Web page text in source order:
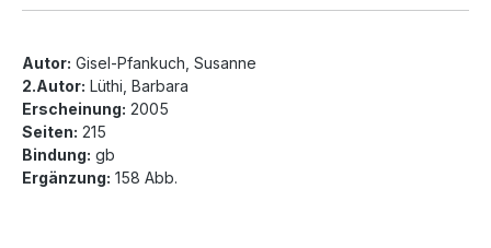
Autor: Gisel-Pfankuch, Susanne
2.Autor: Lüthi, Barbara
Erscheinung: 2005
Seiten: 215
Bindung: gb
Ergänzung: 158 Abb.